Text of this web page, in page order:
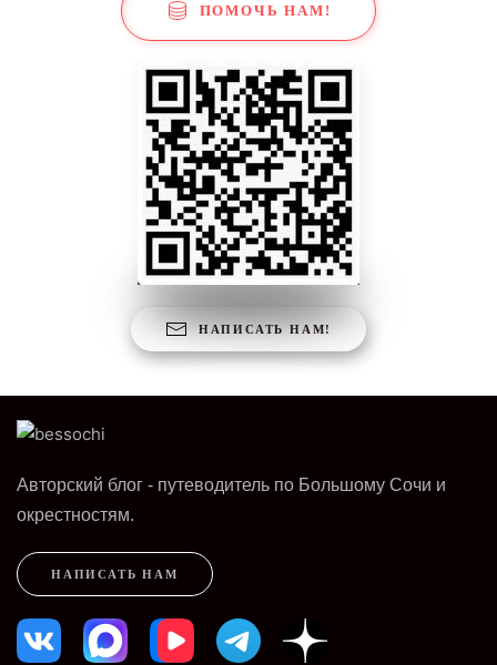
ПОМОЧЬ НАМ!
НАПИСАТЬ НАМ!
Авторский блог - путеводитель по Большому Сочи и
окрестностям.
НАПИСАТЬ НАМ